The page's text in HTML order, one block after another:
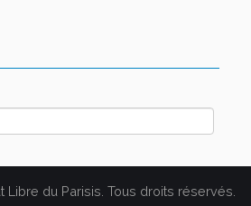
Libre du Parisis. Tous droits réservés.